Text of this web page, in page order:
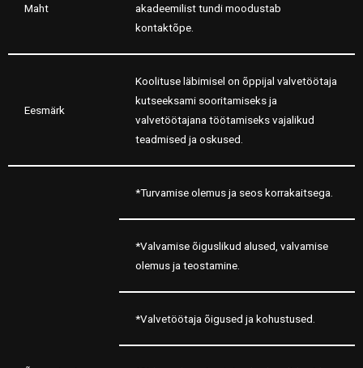
Maht
akadeemilist tundi moodustab
kontaktõpe.
Eesmärk
Koolituse läbimisel on õppijal valvetöötaja
kutseeksami sooritamiseks ja
valvetöötajana töötamiseks vajalikud
teadmised ja oskused.
*Turvamise olemus ja seos korrakaitsega.
*Valvamise õiguslikud alused, valvamise
olemus ja teostamine.
*Valvetöötaja õigused ja kohustused.